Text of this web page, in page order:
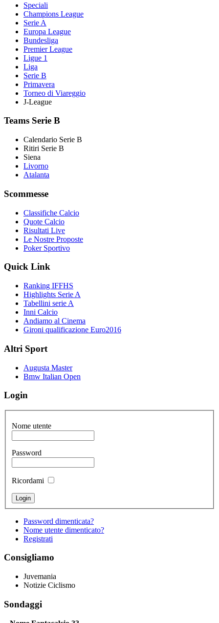
Speciali
Champions League
Serie A
Europa League
Bundesliga
Premier League
Ligue 1
Liga
Serie B
Primavera
Torneo di Viareggio
J-League
Teams Serie B
Calendario Serie B
Ritiri Serie B
Siena
Livorno
Atalanta
Scommesse
Classifiche Calcio
Quote Calcio
Risultati Live
Le Nostre Proposte
Poker Sportivo
Quick Link
Ranking IFFHS
Highlights Serie A
Tabellini serie A
Inni Calcio
Andiamo al Cinema
Gironi qualificazione Euro2016
Altri Sport
Augusta Master
Bmw Italian Open
Login
Nome utente
Password
Ricordami
Password dimenticata?
Nome utente dimenticato?
Registrati
Consigliamo
Juvemania
Notizie Ciclismo
Sondaggi